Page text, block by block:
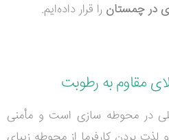
در چمستان را قرار داده‌ایم.
مقاوم به رطوبت
در محوطه سازی است و مأمنی